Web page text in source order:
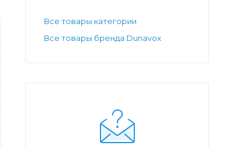
Все товары категории
Все товары бренда Dunavox